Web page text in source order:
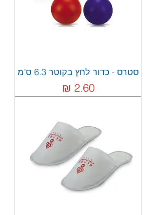
סטרס - כדור לחץ בקוטר 6.3 ס"מ
מחיר‏2.60 ‏₪